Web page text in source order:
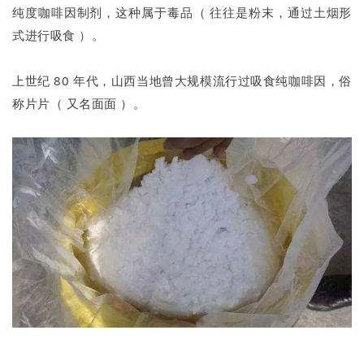
纯度咖啡因制剂，这种属于毒品（ 往往是粉末，通过土烟形
式进行吸食 ）。
上世纪 80 年代，山西当地曾大规模流行过吸食纯咖啡因，俗
称片片（ 又名面面 ）。